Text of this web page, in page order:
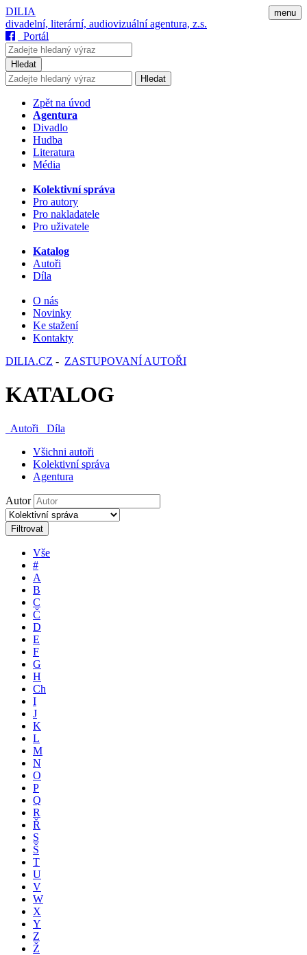
menu
DILIA
divadelní, literární, audiovizuální agentura, z.s.
Portál
Hledat
Hledat
Zpět na úvod
Agentura
Divadlo
Hudba
Literatura
Média
Kolektivní správa
Pro autory
Pro nakladatele
Pro uživatele
Katalog
Autoři
Díla
O nás
Novinky
Ke stažení
Kontakty
DILIA.CZ - ZASTUPOVANÍ AUTOŘI
KATALOG
Autoři
Díla
Všichni autoři
Kolektivní správa
Agentura
Autor
Filtrovat
Vše
#
A
B
C
Č
D
E
F
G
H
Ch
I
J
K
L
M
N
O
P
Q
R
Ř
S
Š
T
U
V
W
X
Y
Z
Ž